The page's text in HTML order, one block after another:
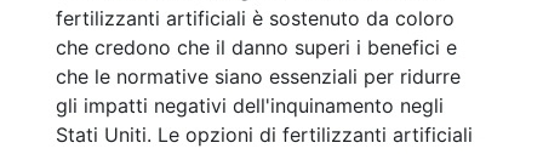
fertilizzanti artificiali è sostenuto da coloro
che credono che il danno superi i benefici e
che le normative siano essenziali per ridurre
gli impatti negativi dell'inquinamento negli
Stati Uniti. Le opzioni di fertilizzanti artificiali